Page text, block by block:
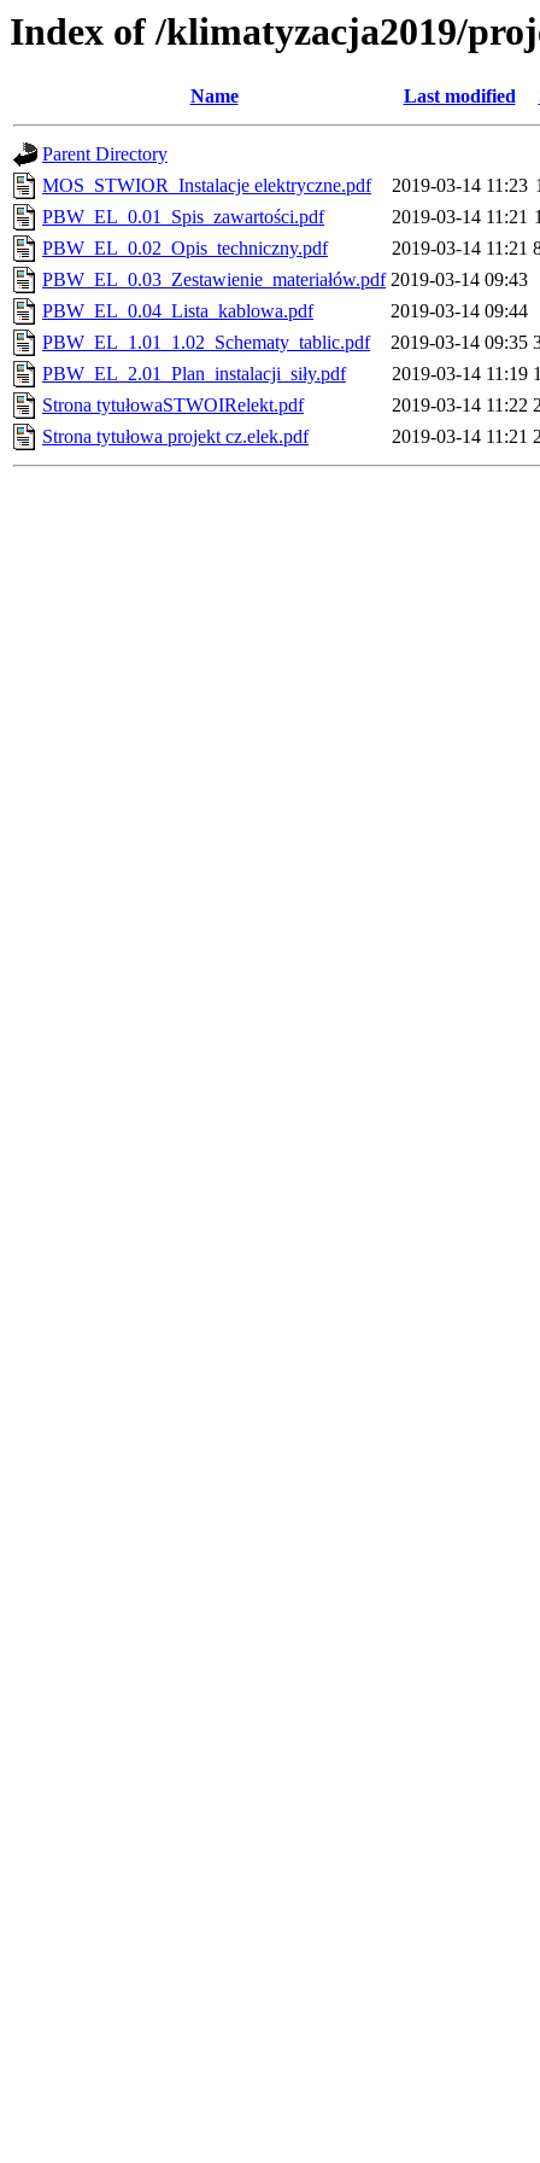
Index of /klimatyzacja2019/
Name Last modified
Parent Directory
MOS_STWIOR_Instalacje elektryczne.pdf
2019-03-14 11:23
PBW_EL_0.01_Spis_zawartości.pdf
2019-03-14 11:21
PBW_EL_0.02_Opis_techniczny.pdf
2019-03-14 11:21
PBW_EL_0.03_Zestawienie_materiałów.pdf 2019-03-14 09:43
PBW_EL_0.04_Lista_kablowa.pdf
2019-03-14 09:44
PBW_EL_1.01_1.02_Schematy_tablic.pdf
2019-03-14 09:35
PBW_EL_2.01_Plan_instalacji_siły.pdf
2019-03-14 11:19
Strona tytułowaSTWOIRelekt.pdf
2019-03-14 11:22
Strona tytułowa projekt cz.elek.pdf
2019-03-14 11:21